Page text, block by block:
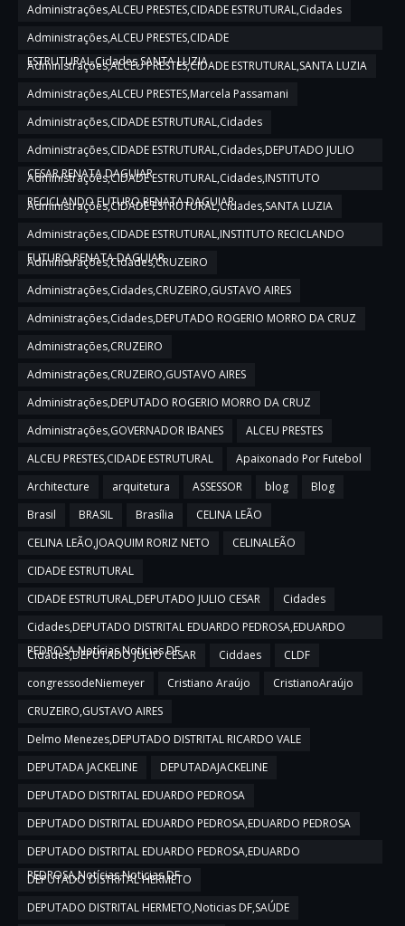
Administrações,ALCEU PRESTES,CIDADE ESTRUTURAL,Cidades
Administrações,ALCEU PRESTES,CIDADE
ESTRUTURAL,Cidades,SANTA LUZIA
Administrações,ALCEU PRESTES,CIDADE ESTRUTURAL,SANTA LUZIA
Administrações,ALCEU PRESTES,Marcela Passamani
Administrações,CIDADE ESTRUTURAL,Cidades
Administrações,CIDADE ESTRUTURAL,Cidades,DEPUTADO JULIO
CESAR,RENATA DAGUIAR
Administrações,CIDADE ESTRUTURAL,Cidades,INSTITUTO
RECICLANDO FUTURO,RENATA DAGUIAR
Administrações,CIDADE ESTRUTURAL,Cidades,SANTA LUZIA
Administrações,CIDADE ESTRUTURAL,INSTITUTO RECICLANDO
FUTURO,RENATA DAGUIAR
Administrações,Cidades,CRUZEIRO
Administrações,Cidades,CRUZEIRO,GUSTAVO AIRES
Administrações,Cidades,DEPUTADO ROGERIO MORRO DA CRUZ
Administrações,CRUZEIRO
Administrações,CRUZEIRO,GUSTAVO AIRES
Administrações,DEPUTADO ROGERIO MORRO DA CRUZ
Administrações,GOVERNADOR IBANES
ALCEU PRESTES
ALCEU PRESTES,CIDADE ESTRUTURAL
Apaixonado Por Futebol
Architecture
arquitetura ASSESSOR blog
Blog
Brasil
BRASIL Brasília
CELINA LEÃO
CELINA LEÃO,JOAQUIM RORIZ NETO
CELINALEÃO
CIDADE ESTRUTURAL
CIDADE ESTRUTURAL,DEPUTADO JULIO CESAR
Cidades
Cidades,DEPUTADO DISTRITAL EDUARDO PEDROSA,EDUARDO
PEDROSA,Notícias,Noticias DF
Cidades,DEPUTADO JULIO CESAR Ciddaes
CLDF
congressodeNiemeyer
Cristiano Araújo
CristianoAraújo
CRUZEIRO,GUSTAVO AIRES
Delmo Menezes,DEPUTADO DISTRITAL RICARDO VALE
DEPUTADA JACKELINE
DEPUTADAJACKELINE
DEPUTADO DISTRITAL EDUARDO PEDROSA
DEPUTADO DISTRITAL EDUARDO PEDROSA,EDUARDO PEDROSA
DEPUTADO DISTRITAL EDUARDO PEDROSA,EDUARDO
PEDROSA,Notícias,Noticias DF
DEPUTADO DISTRITAL HERMETO
DEPUTADO DISTRITAL HERMETO,Noticias DF,SAÚDE